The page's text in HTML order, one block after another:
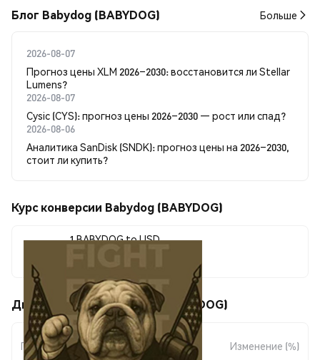
Блог Babydog (BABYDOG) Больше
2026-08-07
Прогноз цены XLM 2026–2030: восстановится ли Stellar
Lumens?
2026-08-07
Cysic (CYS): прогноз цены 2026–2030 — рост или спад?
2026-08-06
Аналитика SanDisk (SNDK): прогноз цены на 2026–2030,
стоит ли купить?
Курс конверсии Babydog (BABYDOG)
1 BABYDOG to USD
Движения цены Babydog (BABYDOG)
Период
Изменение
суммы
Изменение (%)